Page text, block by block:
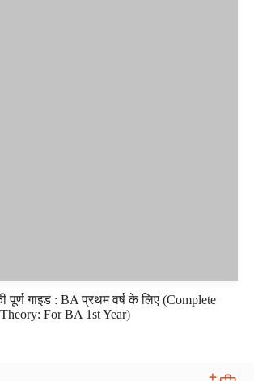
पूर्ण गाइड : BA प्रथम वर्ष के लिए (Complete
For BA 1st Year)